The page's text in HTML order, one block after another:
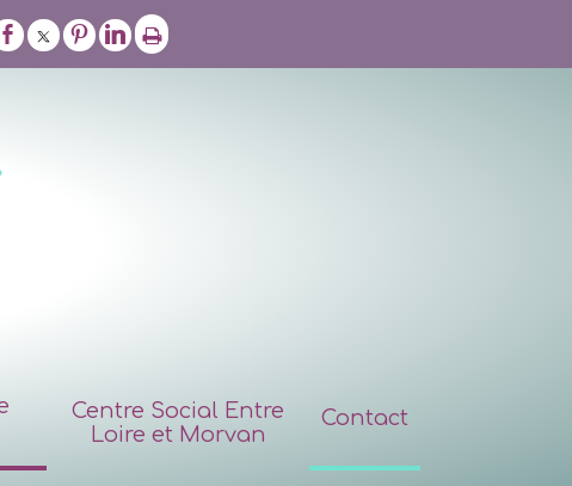
Centre Social Entre
Loire et Morvan
Contact